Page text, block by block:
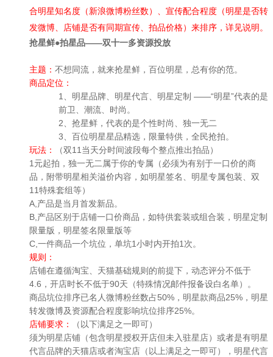
合明星知名度（新浪微博粉丝数）、宣传配合程度（明星是否转
发微博、店铺是否有同期宣传、拍品价格）来排序，详见说明。
抢星鲜●拍星品——双十一多资源投放
主题： 不想同流，就来抢星鲜，百位明星，总有你的范。
商品定位：
1、明星品牌、明星代言、明星定制 ——“明星”代表的是
前卫、潮流、时尚。
2、抢星鲜，代表的是个性时尚、独一无二
3、百位明星星品精选，限量特供，全民抢拍。
玩法：
（双11当天分时间波段每个整点推出拍品）
1元起拍，独一无二属于你的专属（必须为有别于一口价的商
品，附带明星相关溢价内容，如明星签名、明星专属包装、双
11特殊套组等）
A,产品是当月首发新品。
B,产品区别于店铺一口价商品，如特供套装或组合装，明星定制
限量版，明星签名限量版等
C,一件商品一个坑位，单坑1小时内开拍1次。
规则：
店铺在遵循淘宝、天猫基础规则的前提下，动态评分不低于
4.6，开店时长不低于90天（特殊情况邮件报备设白名单）。
商品坑位排序已名人微博粉丝数占50%，明星款商品25%，明星
转发微博及资源配合程度影响坑位排序25%。
店铺要求：
（以下满足之一即可）
须为明星店铺（包含明星授权开店但未入驻星店）或者是有明星
代言品牌的天猫店或者淘宝店（以上满足之一即可），明星代言